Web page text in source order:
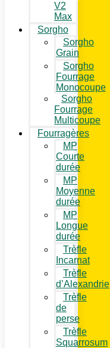
V2
Max
Sorgho
Sorgho
Grain
Sorgho
Fourrage
Monocoupe
Sorgho
Fourrage
Multicoupe
Fourragères
MP
Courte
durée
MP
Moyenne
durée
MP
Longue
durée
Trèfle
Incarnat
Trèfle
d’Alexandrie
Trèfle
de
perse
Trèfle
Squarrosum